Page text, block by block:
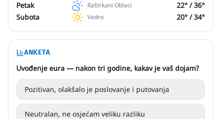
Petak
Raštrkani Oblaci 22° /36°
Subota
Vedro 20° /34°
ANKETA
Uvođenje eura — nakon tri godine, kakav je vaš dojam?
Pozitivan, olakšalo je poslovanje i putovanja
Neutralan, ne osjećam veliku razliku